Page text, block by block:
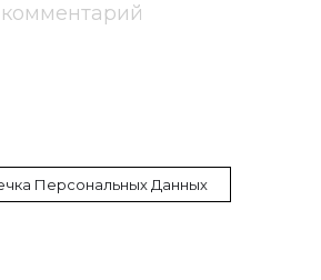
комментарий
Персональных Данных